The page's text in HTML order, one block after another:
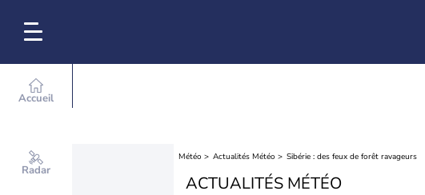
Accueil
Radar
Météo Actualités Météo Sibérie : des feux de forêt ravageurs
ACTUALITÉS MÉTÉO